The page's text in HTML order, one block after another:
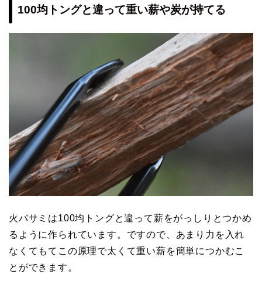
100均トングと違って重い薪や炭が持てる
火バサミは100均トングと違って薪をがっしりとつかめ
るように作られています。ですので、あまり力を入れ
なくてもてこの原理で太くて重い薪を簡単につかむこ
とができます。